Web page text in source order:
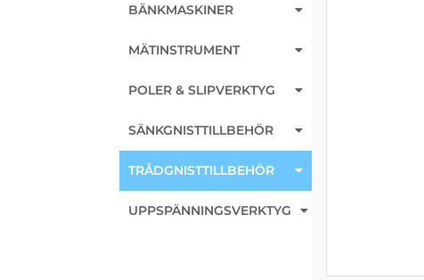
BÄNKMASKINER
MÄTINSTRUMENT
POLER & SLIPVERKTYG
SÄNKGNISTTILLBEHÖR
TRÅDGNISTTILLBEHÖR
UPPSPÄNNINGSVERKTYG